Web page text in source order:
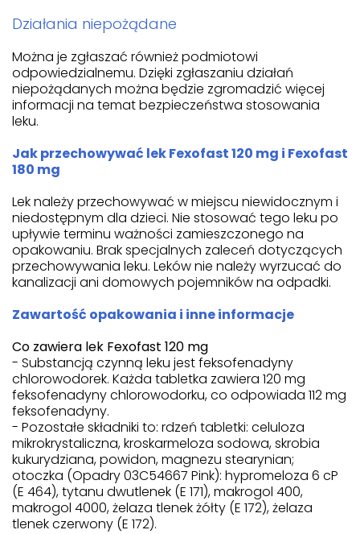
Działania niepożądane
Można je zgłaszać również podmiotowi
odpowiedzialnemu. Dzięki zgłaszaniu działań
niepożądanych można będzie zgromadzić więcej
informacji na temat bezpieczeństwa stosowania
leku.
Jak przechowywać lek Fexofast 120 mg i Fexofast
180 mg
Lek należy przechowywać w miejscu niewidocznym i
niedostępnym dla dzieci. Nie stosować tego leku po
upływie terminu ważności zamieszczonego na
opakowaniu. Brak specjalnych zaleceń dotyczących
przechowywania leku. Leków nie należy wyrzucać do
kanalizacji ani domowych pojemników na odpadki.
Zawartość opakowania i inne informacje
Co zawiera lek Fexofast 120 mg
- Substancją czynną leku jest feksofenadyny
chlorowodorek. Każda tabletka zawiera 120 mg
feksofenadyny chlorowodorku, co odpowiada 112 mg
feksofenadyny.
- Pozostałe składniki to: rdzeń tabletki: celuloza
mikrokrystaliczna, kroskarmeloza sodowa, skrobia
kukurydziana, powidon, magnezu stearynian;
otoczka (Opadry 03C54667 Pink): hypromeloza 6 cP
(E 464), tytanu dwutlenek (E 171), makrogol 400,
makrogol 4000, żelaza tlenek żółty (E 172), żelaza
tlenek czerwony (E 172).